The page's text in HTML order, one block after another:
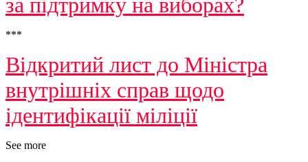
за підтримку на виборах?
***
Відкритий лист до Міністра
внутрішніх справ щодо
ідентифікації міліції
See more